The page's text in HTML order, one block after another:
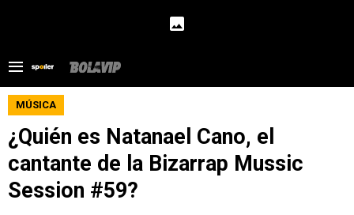
MÚSICA
¿Quién es Natanael Cano, el
cantante de la Bizarrap Mussic
Session #59?